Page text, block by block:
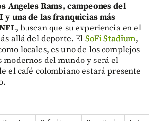
Angeles Rams, campeones del
y una de las franquicias más
buscan que su experiencia en el
allá del deporte. El SoFi Stadium,
locales, es uno de los complejos
modernos del mundo y será el
el café colombiano estará presente